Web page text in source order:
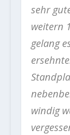
sehr
weitern
gelang
windig